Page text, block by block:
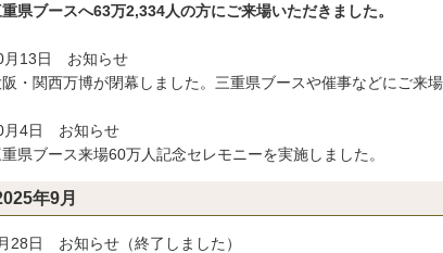
県ブースへ63万2,334人の方にご来場いただきました。
月13日 お知らせ
・関西万博が閉幕しました。三重県ブースや催事などにご来
月4日 お知らせ
県ブース来場60万人記念セレモニーを実施しました。
年9月
28日 お知らせ（終了しました）